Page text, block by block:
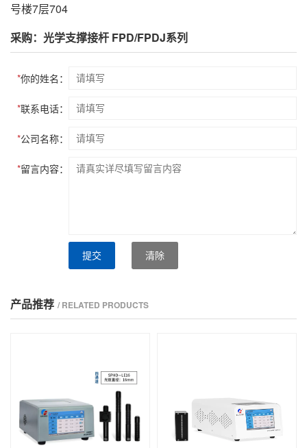
号楼7层704
采购：光学支撑接杆 FPD/FPDJ系列
*你的姓名：
*联系电话：
*公司名称：
*留言内容：
提交 清除
产品推荐 / RELATED PRODUCTS